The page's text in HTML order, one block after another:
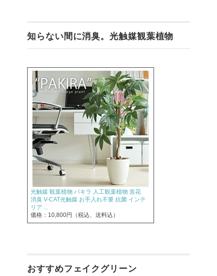
知らない間に消臭。光触媒観葉植物
光触媒 観葉植物 パキラ 人工観葉植物 造花
消臭 V-CAT光触媒 お手入れ不要 抗菌 インテ
リア ...
価格：10,800円（税込、送料込）
おすすめフェイクグリーン